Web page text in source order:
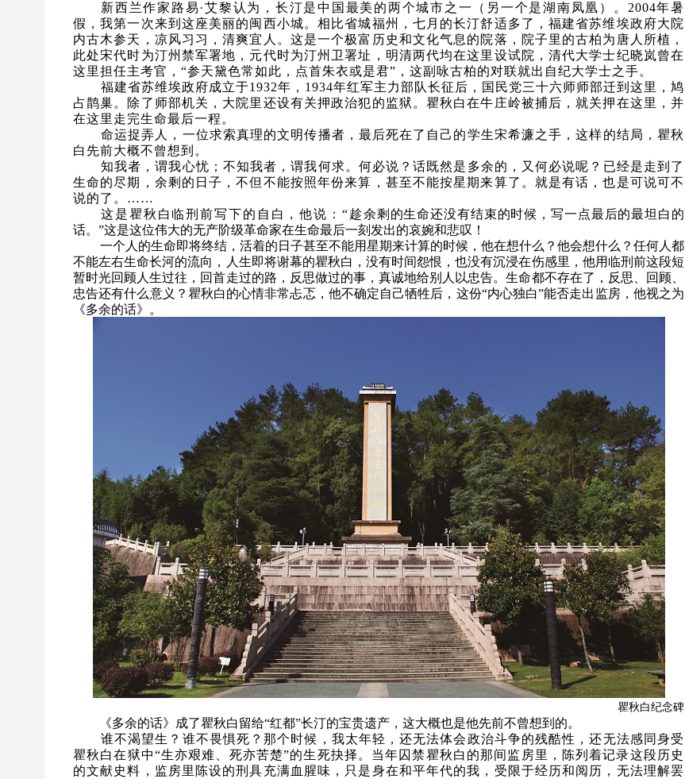
新西兰作家路易·艾黎认为，长汀是中国最美的两个城市之一（另一个是湖南凤凰）。2004年暑
假，我第一次来到这座美丽的闽西小城。相比省城福州，七月的长汀舒适多了，福建省苏维埃政府大院
内古木参天，凉风习习，清爽宜人。这是一个极富历史和文化气息的院落，院子里的古柏为唐人所植，
此处宋代时为汀州禁军署地，元代时为汀州卫署址，明清两代均在这里设试院，清代大学士纪晓岚曾在
这里担任主考官，“参天黛色常如此，点首朱衣或是君”，这副咏古柏的对联就出自纪大学士之手。
福建省苏维埃政府成立于1932年，1934年红军主力部队长征后，国民党三十六师师部迁到这里，鸠
占鹊巢。除了师部机关，大院里还设有关押政治犯的监狱。瞿秋白在牛庄岭被捕后，就关押在这里，并
在这里走完生命最后一程。
命运捉弄人，一位求索真理的文明传播者，最后死在了自己的学生宋希濂之手，这样的结局，瞿秋
白先前大概不曾想到。
知我者，谓我心忧；不知我者，谓我何求。何必说？话既然是多余的，又何必说呢？已经是走到了
生命的尽期，余剩的日子，不但不能按照年份来算，甚至不能按星期来算了。就是有话，也是可说可不
说的了。……
这是瞿秋白临刑前写下的自白，他说：“趁余剩的生命还没有结束的时候，写一点最后的最坦白的
话。”这是这位伟大的无产阶级革命家在生命最后一刻发出的哀婉和悲叹！
一个人的生命即将终结，活着的日子甚至不能用星期来计算的时候，他在想什么？他会想什么？任何人都
不能左右生命长河的流向，人生即将谢幕的瞿秋白，没有时间怨恨，也没有沉浸在伤感里，他用临刑前这段短
暂时光回顾人生过往，回首走过的路，反思做过的事，真诚地给别人以忠告。生命都不存在了，反思、回顾、
忠告还有什么意义？瞿秋白的心情非常忐忑，他不确定自己牺牲后，这份“内心独白”能否走出监房，他视之为
《多余的话》。
瞿秋白纪念碑
《多余的话》成了瞿秋白留给“红都”长汀的宝贵遗产，这大概也是他先前不曾想到的。
谁不渴望生？谁不畏惧死？那个时候，我太年轻，还无法体会政治斗争的残酷性，还无法感同身受
瞿秋白在狱中“生亦艰难、死亦苦楚”的生死抉择。当年囚禁瞿秋白的那间监房里，陈列着记录这段历史
的文献史料，监房里陈设的刑具充满血腥味，只是身在和平年代的我，受限于经历和阅历，无法理解罢